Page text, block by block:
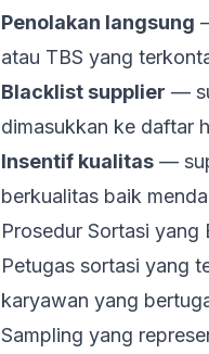
Penolakan langsung
atau TBS yang
Blacklist supplier —
dimasukkan ke daftar
Insentif kualitas —
berkualitas baik
Prosedur Sortasi yang
Petugas sortasi yang
karyawan yang
Sampling yang